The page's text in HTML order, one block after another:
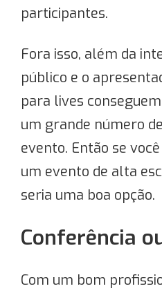
participantes.
Fora isso, além da
público e o
para lives
um grande número
evento. Então se
um evento de alta
seria uma boa opção.
Conferência
Com um bom